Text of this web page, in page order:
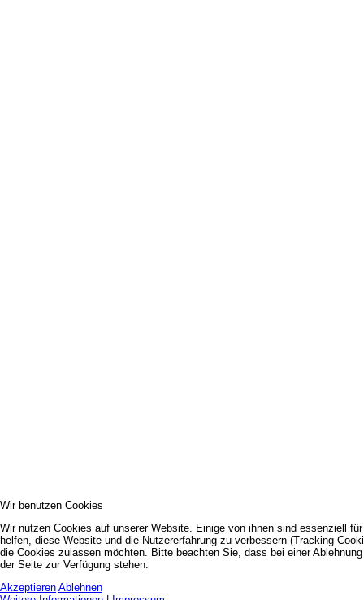
Wir benutzen Cookies
Wir nutzen Cookies auf unserer Website. Einige von ihnen sind essenziell
helfen, diese Website und die Nutzererfahrung zu verbessern (Tracking
die Cookies zulassen möchten. Bitte beachten Sie, dass bei einer
der Seite zur Verfügung stehen.
Akzeptieren Ablehnen